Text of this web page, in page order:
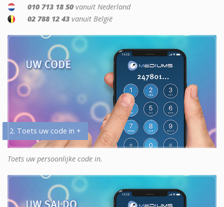
010 713 18 50 vanuit Nederland
02 788 12 43 vanuit België
2. Toets uw code in +
Toets uw persoonlijke code in.